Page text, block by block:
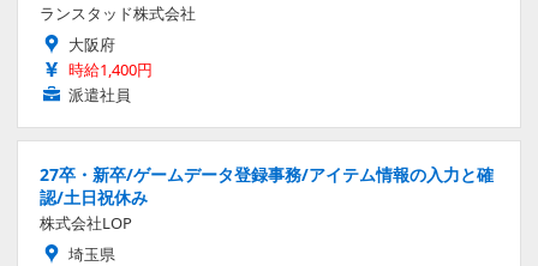
ランスタッド株式会社
大阪府
時給1,400円
派遣社員
27卒・新卒/ゲームデータ登録事務/アイテム情報の入力と確
認/土日祝休み
株式会社LOP
埼玉県